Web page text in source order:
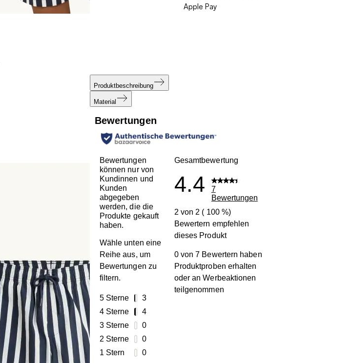
Apple Pay
Produktbeschreibung
Material
Bewertungen
Bewertungen
können nur von
Kundinnen und
Kunden
abgegeben
werden, die die
Produkte gekauft
haben.
Wähle unten eine
Reihe aus, um
Bewertungen zu
filtern.
5 Sterne Sterne
3
3 Bewertungen mit 5 Sternen.
4 Sterne Sterne
4
4 Bewertungen mit 4 Sternen.
3 Sterne Sterne
0
0 Bewertungen mit 3 Sternen.
2 Sterne Sterne
0
0 Bewertungen mit 2 Sternen.
1 Stern Sterne
0
Gesamtbewertung
4.4
7
Bewertungen
2 von 2 ( 100 %)
Bewertern empfehlen
dieses Produkt
0 von 7 Bewertern haben
Produktproben erhalten
oder an Werbeaktionen
teilgenommen